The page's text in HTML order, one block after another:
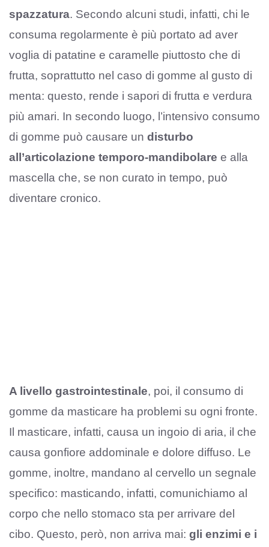
spazzatura. Secondo alcuni studi, infatti, chi le
consuma regolarmente è più portato ad aver
voglia di patatine e caramelle piuttosto che di
frutta, soprattutto nel caso di gomme al gusto di
menta: questo, rende i sapori di frutta e verdura
più amari. In secondo luogo, l’intensivo consumo
di gomme può causare un disturbo
all’articolazione temporo-mandibolare e alla
mascella che, se non curato in tempo, può
diventare cronico.
A livello gastrointestinale, poi, il consumo di
gomme da masticare ha problemi su ogni fronte.
Il masticare, infatti, causa un ingoio di aria, il che
causa gonfiore addominale e dolore diffuso. Le
gomme, inoltre, mandano al cervello un segnale
specifico: masticando, infatti, comunichiamo al
corpo che nello stomaco sta per arrivare del
cibo. Questo, però, non arriva mai: gli enzimi e i